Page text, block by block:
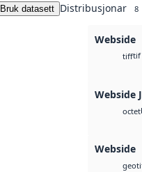
Bruk datasett Distribusjonar 8
Webside
tifftif
Webside
octet
Webside